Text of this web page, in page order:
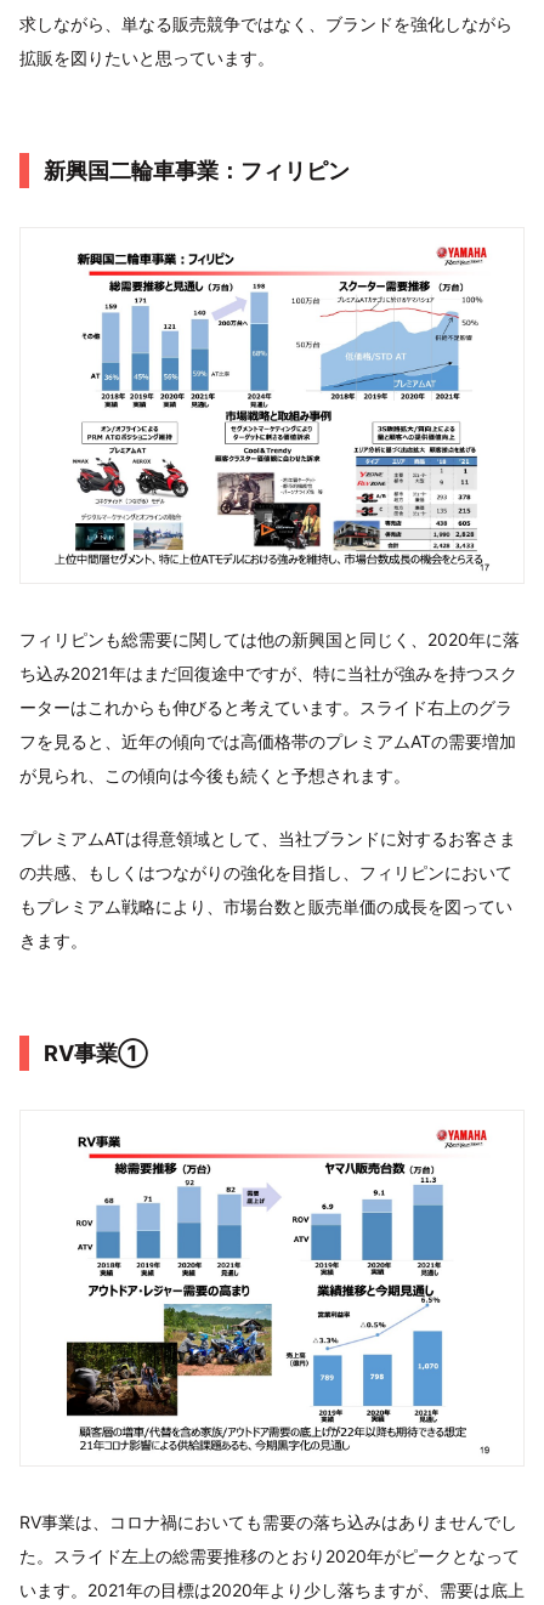
求しながら、単なる販売競争ではなく、ブランドを強化しながら
拡販を図りたいと思っています。
新興国二輪車事業：フィリピン
フィリピンも総需要に関しては他の新興国と同じく、2020年に落
ち込み2021年はまだ回復途中ですが、特に当社が強みを持つスク
ーターはこれからも伸びると考えています。スライド右上のグラ
フを見ると、近年の傾向では高価格帯のプレミアムATの需要増加
が見られ、この傾向は今後も続くと予想されます。
プレミアムATは得意領域として、当社ブランドに対するお客さま
の共感、もしくはつながりの強化を目指し、フィリピンにおいて
もプレミアム戦略により、市場台数と販売単価の成長を図ってい
きます。
RV事業①
RV事業は、コロナ禍においても需要の落ち込みはありませんでし
た。スライド左上の総需要推移のとおり2020年がピークとなって
います。2021年の目標は2020年より少し落ちますが、需要は底上